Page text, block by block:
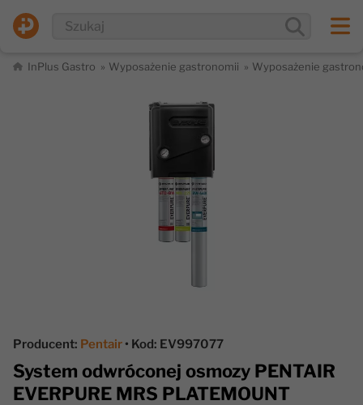
InPlus Gastro Wyposażenie gastronomii Wyposażenie
Producent: Pentair • Kod: EV997077
System odwróconej osmozy PENTAIR
EVERPURE MRS PLATEMOUNT